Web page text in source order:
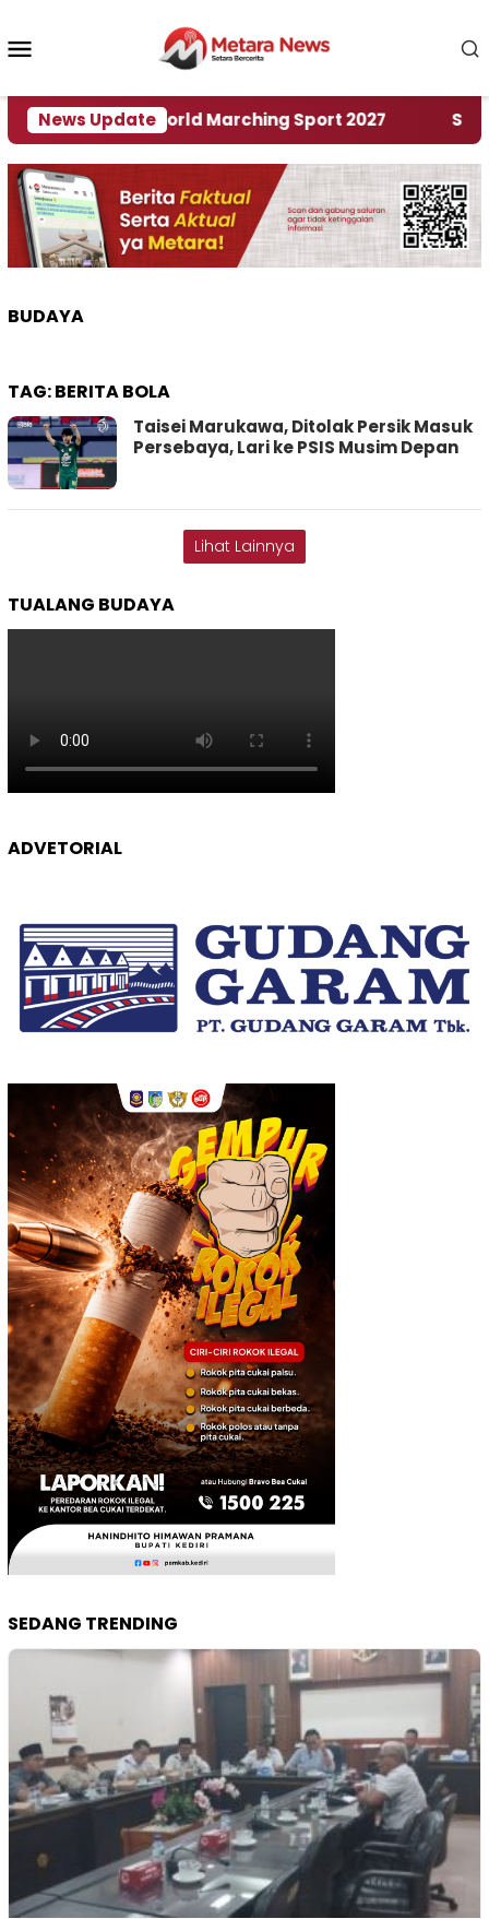
konten
News Update
Rumah World Marching Sport 2027 ‎Soal
BUDAYA
TAG:BERITA BOLA
Taisei Marukawa, Ditolak Persik Masuk
Persebaya, Lari ke PSIS Musim Depan
Lihat Lainnya
TUALANG BUDAYA
ADVETORIAL
SEDANG TRENDING